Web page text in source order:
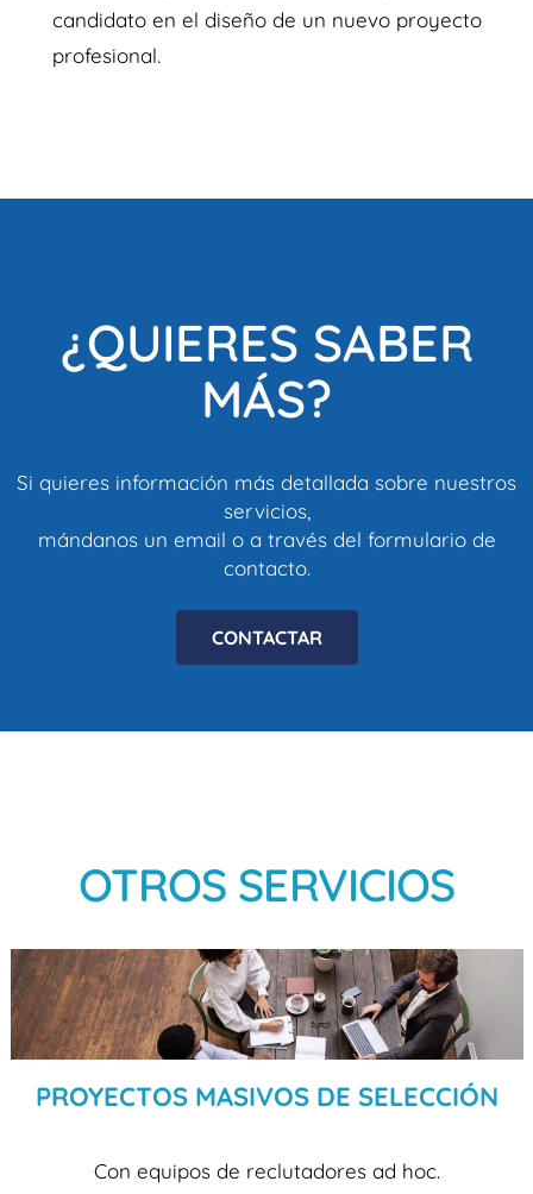
candidato en el diseño de un nuevo proyecto
profesional.
¿QUIERES SABER
MÁS?
Si quieres información más detallada sobre nuestros
servicios,
mándanos un email o a través del formulario de
contacto.
CONTACTAR
OTROS SERVICIOS
PROYECTOS MASIVOS DE SELECCIÓN
Con equipos de reclutadores ad hoc.